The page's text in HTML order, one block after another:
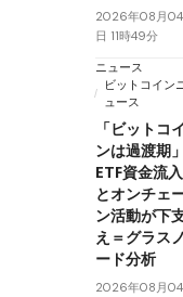
2026年08月04
日 11時49分
ニュース
ビットコイン
ュース
「ビットコイ
ンは過渡期」
ETF資金流入
とオンチェ
ン活動が下
え＝グラスノ
ード分析
2026年08月04